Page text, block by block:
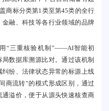
商标分类第1类至第45类的全行
融、科技等各行业领域的品牌
“三重核验机制”——AI智能初
数据库溯源比对。通过该机制
纷、法律状态异常的标源上线
商流转”的模式形成区别，通过
溢价，便于从源头快速核查商